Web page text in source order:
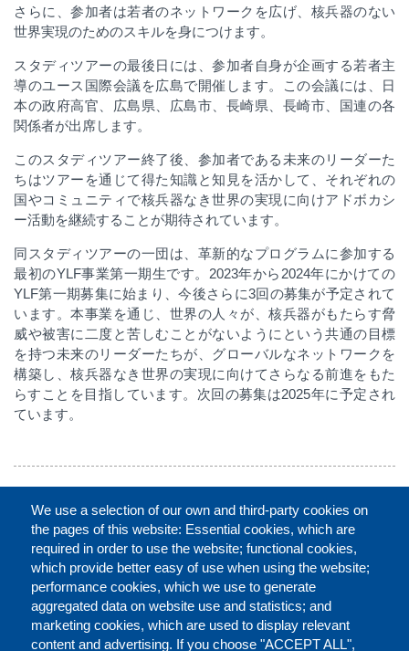
さらに、参加者は若者のネットワークを広げ、核兵器のない
世界実現のためのスキルを身につけます。
スタディツアーの最後日には、参加者自身が企画する若者主
導のユース国際会議を広島で開催します。
この会議には、日
本の政府高官、広島県、広島市、長崎県、長崎市、国連の各
関係者が出席します。
このスタディツアー終了後、参加者である未来のリーダーた
ちはツアーを通じて得た知識と知見を活かして、それぞれの
国やコミュニティで核兵器なき世界の実現に向けアドボカシ
ー活動を継続することが期待されています。
同スタディツアーの一団は、革新的なプログラムに参加する
最初のYLF事業第一期生です。 2023年から 2024年にかけての
YLF第一期募集に始まり 、今後さらに3回の募集が予定されて
います。本事業を通じ
世界の人々が
核兵器がもたらす脅
威や被害に二度と苦しむことがないようにという共通の目標
を持つ未来のリーダーたちが、グローバルなネットワークを
構築し、核兵器なき世界の実現に向けてさらなる前進をもた
らすことを目指しています。次回の募集は2025年に予定され
ています。
問い合わせ先：
youthleaderfund@un.org
プログラムの詳細：www.disarmamenteducation.org/ylf
日本での研修をフォローする：
www.instagram.com/unitednations_oda/
シェアする
We use a selection of our own and third-party cookies on
the pages of this website: Essential cookies, which are
required in order to use the website; functional cookies,
which provide better easy of use when using the website;
performance cookies, which we use to generate
aggregated data on website use and statistics; and
marketing cookies, which are used to display relevant
content and advertising. If you choose "ACCEPT ALL",